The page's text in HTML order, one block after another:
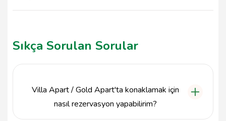
Sıkça Sorulan Sorular
Villa Apart / Gold Apart'ta konaklamak için
nasıl rezervasyon yapabilirim?